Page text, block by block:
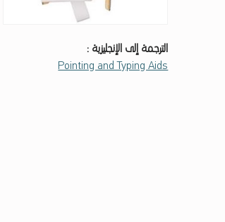
الترجمة إلى الإنجليزية :
Pointing and Typing Aids
Skip back to main navigation